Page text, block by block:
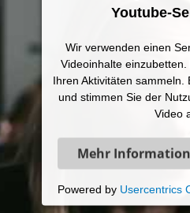
Youtube-
Wir verwenden einen
Videoinhalte
Ihren Aktivitäten sammeln.
und stimmen Sie der
Video
Mehr
Powered by Usercentrics